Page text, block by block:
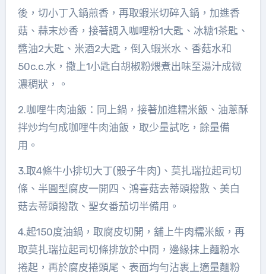
後，切小丁入鍋煎香，再取蝦米切碎入鍋，加進香
菇、蒜末炒香，接著調入咖哩粉1大匙、冰糖1茶匙、
醬油2大匙、米酒2大匙，倒入蝦米水、香菇水和
50c.c.水，撒上1小匙白胡椒粉煨煮出味至湯汁成微
濃稠狀，。
2.咖哩牛肉油飯：同上鍋，接著加進糯米飯、油蔥酥
拌炒均勻成咖哩牛肉油飯，取少量試吃，餘量備
用。
3.取4條牛小排切大丁(骰子牛肉)、莫扎瑞拉起司切
條、半圓型腐皮一開四、鴻喜菇去蒂頭撥散、美白
菇去蒂頭撥散、聖女番茄切半備用。
4.起150度油鍋，取腐皮切開，舖上牛肉糯米飯，再
取莫扎瑞拉起司切條排放於中間，邊緣抹上麵粉水
捲起，再於腐皮捲頭尾、表面均勻沾裹上適量麵粉